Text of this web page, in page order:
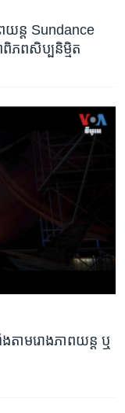
ន្ត Sundance
ពិភព​សិប្បនិម្មិត
ង​តាម​រោង​ភាពយន្ត ឬ​